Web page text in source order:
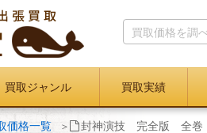
買取ジャンル 買取実績
価格一覧 封神演技 完全版 全巻